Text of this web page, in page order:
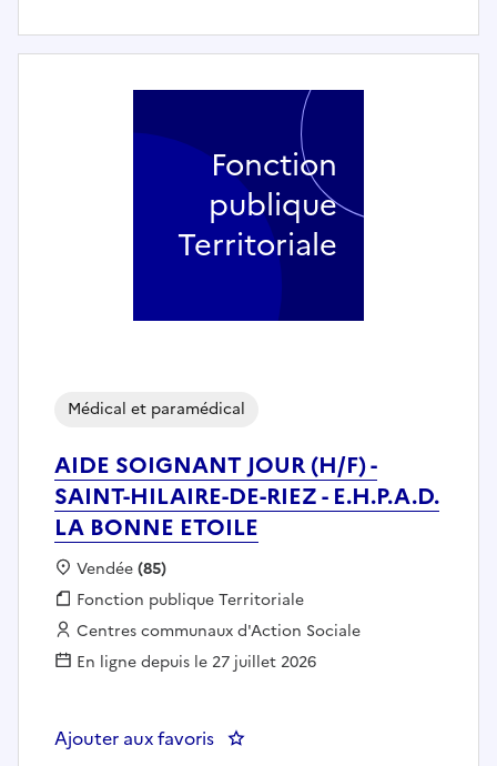
AIDE SOIGNANT JOUR (H/F) -
SAINT-HILAIRE-DE-RIEZ - E.H.P.A.D.
LA BONNE ETOILE
Médical et paramédical
Localisation :
Vendée(85)
Fonction publique :
Fonction publique Territoriale
Employeur :
Centres communaux d'Action Sociale
En ligne depuis le 27 juillet 2026
Ajouter aux favoris : AIDE SOIGNANT JOUR (H/F) -
Fonction
publique
Territoriale